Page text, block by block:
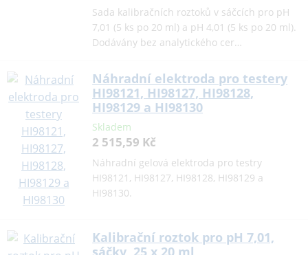
Sada kalibračních roztoků v sáčcích pro pH
7,01 (5 ks po 20 ml) a pH 4,01 (5 ks po 20 ml).
Dodávány bez analytického cer…
Náhradní elektroda pro testery
HI98121, HI98127, HI98128,
HI98129 a HI98130
Skladem
2 515,59 Kč
Náhradní gelová elektroda pro testry
HI98121, HI98127, HI98128, HI98129 a
HI98130.
Kalibrační roztok pro pH 7,01,
sáčky, 25 x 20 ml